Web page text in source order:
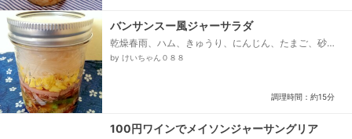
バンサンスー風ジャーサラダ
乾燥春雨、ハム、きゅうり、にんじん、たまご、砂
糖、●酢、●砂糖、●しょうゆ、●ごま油、サラダ油
by けいちゃん０８８
調理時間：約15分
100円ワインでメイソンジャーサングリア